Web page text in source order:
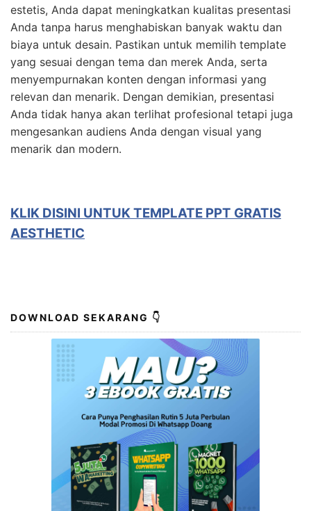
estetis, Anda dapat meningkatkan kualitas presentasi
Anda tanpa harus menghabiskan banyak waktu dan
biaya untuk desain. Pastikan untuk memilih template
yang sesuai dengan tema dan merek Anda, serta
menyempurnakan konten dengan informasi yang
relevan dan menarik. Dengan demikian, presentasi
Anda tidak hanya akan terlihat profesional tetapi juga
mengesankan audiens Anda dengan visual yang
menarik dan modern.
KLIK DISINI UNTUKTEMPLATE PPT GRATIS
AESTHETIC
DOWNLOAD SEKARANG 👇